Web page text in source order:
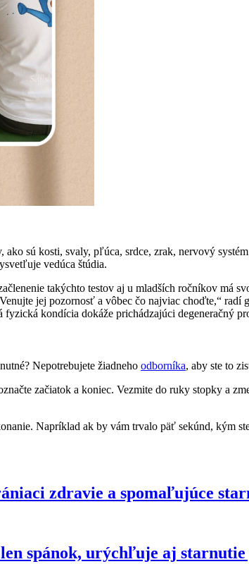
sú kosti, svaly, pľúca, srdce, zrak, nervový
vedúca štúdia.
takýchto testov aj u mladších ročníkov má
jej pozornosť a vôbec čo najviac choďte,“ radí
kondícia dokáže prichádzajúci degeneračný
Nepotrebujete žiadneho odborníka, aby ste to
začiatok a koniec. Vezmite do ruky stopky a
Napríklad ak by vám trvalo päť sekúnd, kým
zdravie a spomaľujúce
spánok, urýchľuje aj